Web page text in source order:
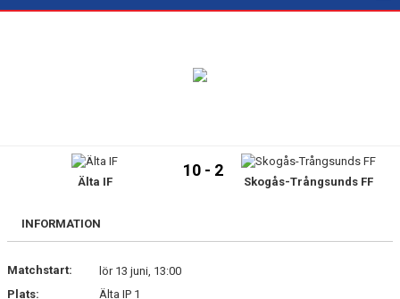
BILDGALLERI
Älta IF
10 - 2
Skogås-Trångsunds FF
INFORMATION
Matchstart:
lör 13 juni, 13:00
Plats:
Älta IP 1